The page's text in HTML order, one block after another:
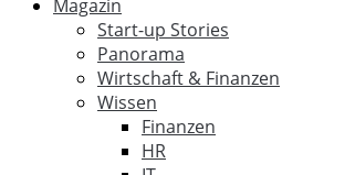
Magazin
Start-up Stories
Panorama
Wirtschaft & Finanzen
Wissen
Finanzen
HR